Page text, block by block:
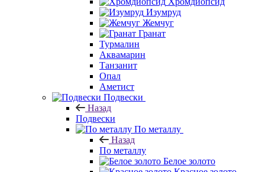
Изумруд
Жемчуг
Гранат
Турмалин
Аквамарин
Танзанит
Опал
Аметист
Подвески
Назад
Подвески
По металлу
Назад
По металлу
Белое золото